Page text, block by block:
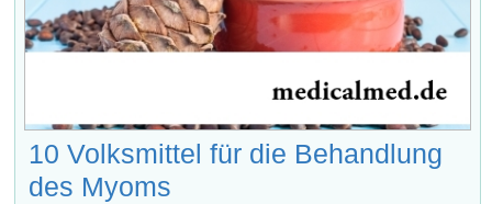
10 Volksmittel für die Behandlung
des Myoms